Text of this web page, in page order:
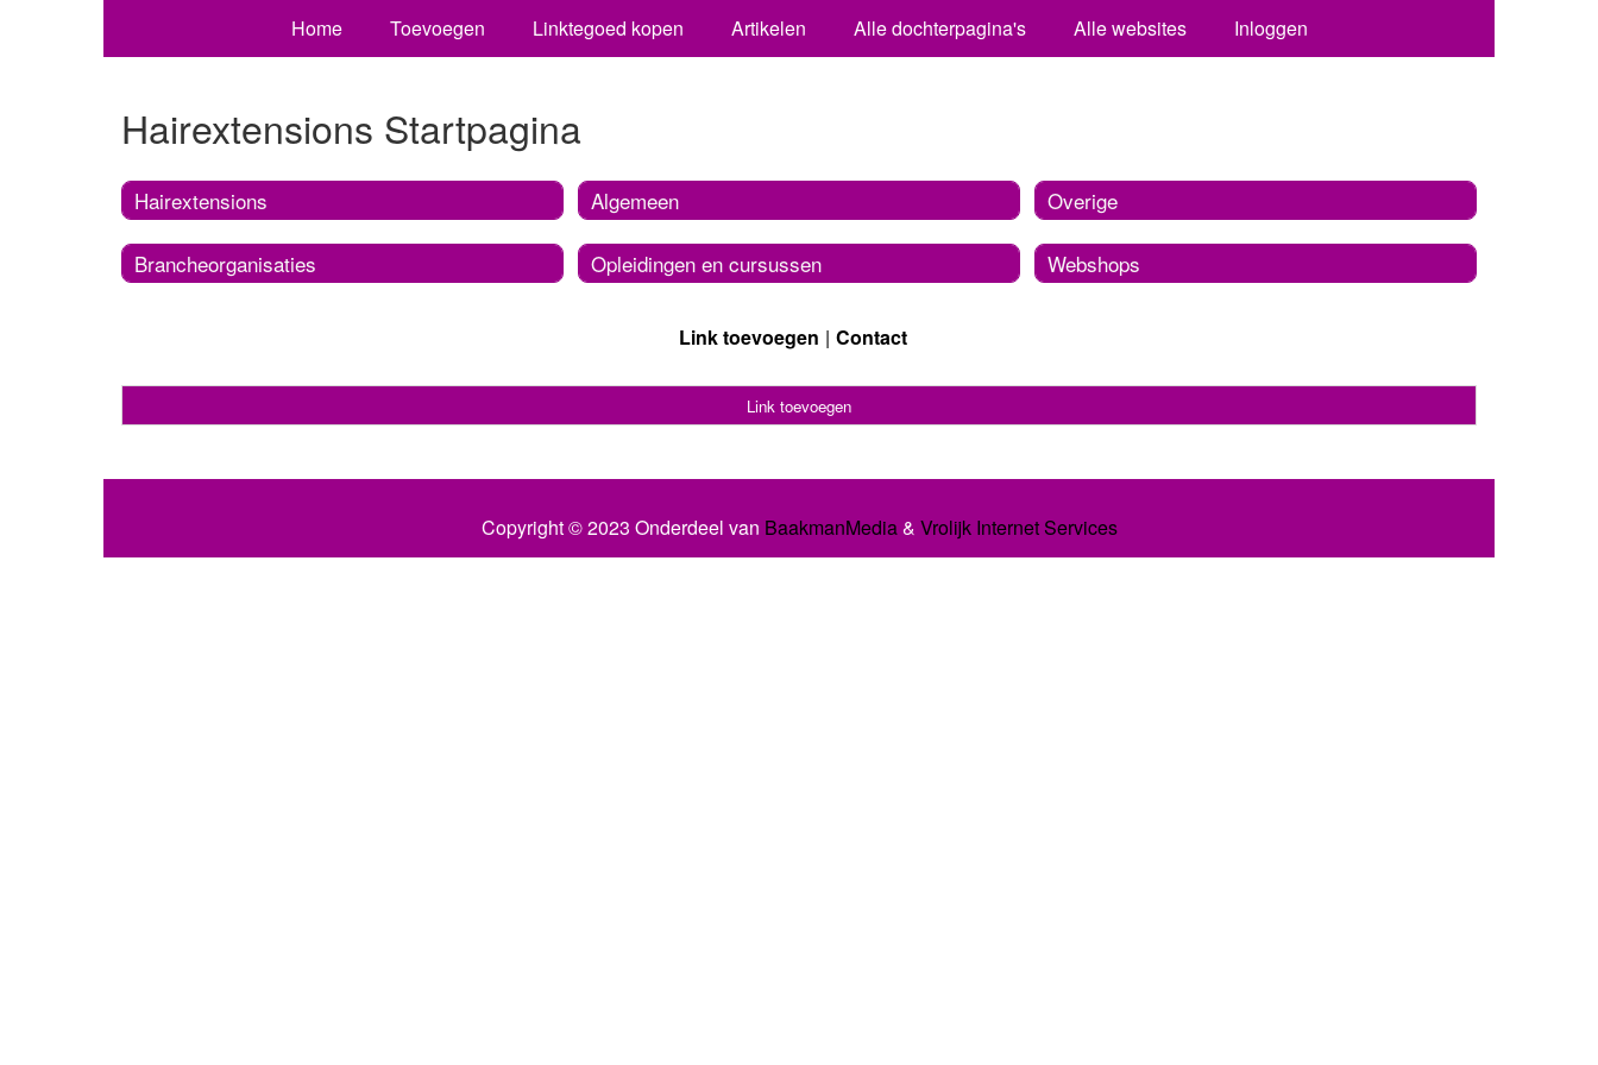
Home Toevoegen Linktegoed kopen Artikelen Alle dochterpagina's Alle websites Inloggen
Hairextensions Startpagina
Hairextensions
Brancheorganisaties
Algemeen
Opleidingen en cursussen
Overige
Webshops
Link toevoegen Contact
Link toevoegen
Copyright © 2023 Onderdeel van BaakmanMedia& Vrolijk Internet Services